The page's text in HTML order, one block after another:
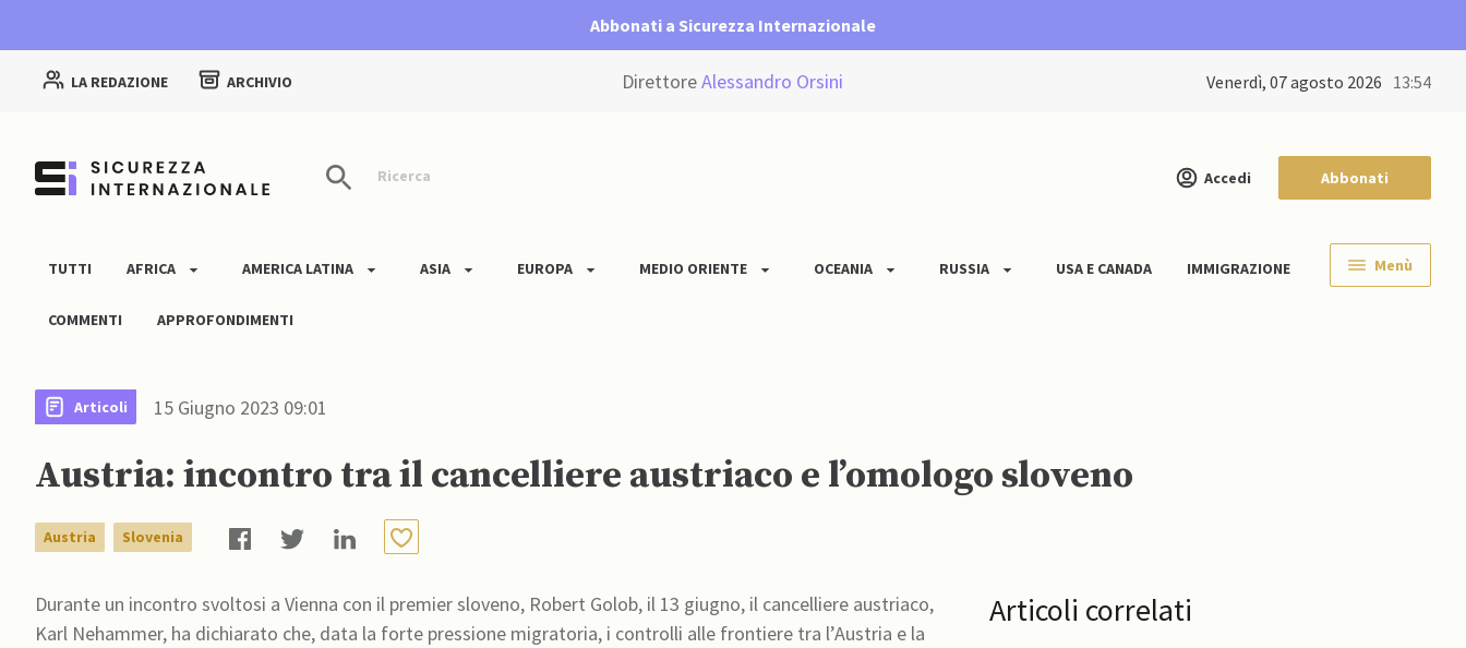
Abbonati a Sicurezza Internazionale
LA REDAZIONE ARCHIVIO DirettoreAlessandro Orsini venerdì, 07 agosto 2026 13:54
Ricerca Accedi Abbonati
TUTTI AFRICA AMERICA LATINA ASIA EUROPA MEDIO ORIENTE OCEANIA RUSSIA USA E CANADA IMMIGRAZIONE
COMMENTI APPROFONDIMENTI
Menù
Articoli 15 Giugno 2023 09:01
Austria: incontro tra il cancelliere austriaco e l’omologo sloveno
Austria Slovenia
Durante un incontro svoltosi a Vienna con il premier sloveno, Robert Golob, il 13 giugno, il cancelliere austriaco,
Karl Nehammer, ha dichiarato che, data la forte pressione migratoria, i controlli alle frontiere tra l’Austria e la
Articoli correlati